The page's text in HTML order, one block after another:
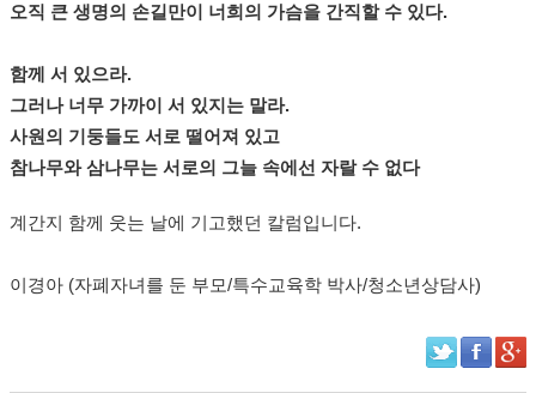
오직 큰 생명의 손길만이 너희의 가슴을 간직할 수 있다.
함께 서 있으라.
그러나 너무 가까이 서 있지는 말라.
사원의 기둥들도 서로 떨어져 있고
참나무와 삼나무는 서로의 그늘 속에선 자랄 수 없다
계간지 함께 웃는 날에 기고했던 칼럼입니다.
이경아 (자폐자녀를 둔 부모/특수교육학 박사/청소년상담사)​